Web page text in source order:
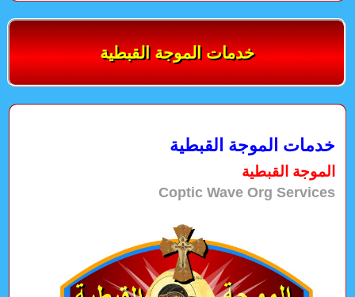
خدمات الموجة القبطية
خدمات الموجة القبطية
الموجة القبطية
Coptic Wave Org Services